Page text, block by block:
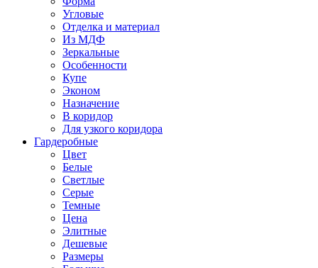
Угловые
Отделка и материал
Из МДФ
Зеркальные
Особенности
Купе
Эконом
Назначение
В коридор
Для узкого коридора
Гардеробные
Цвет
Белые
Светлые
Серые
Темные
Цена
Элитные
Дешевые
Размеры